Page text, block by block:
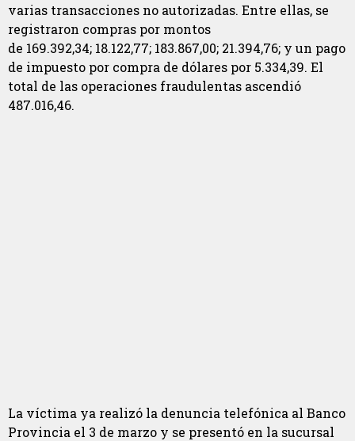
varias transacciones no autorizadas. Entre ellas, se
registraron compras por montos
de 169.392,34; 18.122,77; 183.867,00; 21.394,76; y un pago
de impuesto por compra de dólares por 5.334,39. El
total de las operaciones fraudulentas ascendió
487.016,46.
La víctima ya realizó la denuncia telefónica al Banco
Provincia el 3 de marzo y se presentó en la sucursal